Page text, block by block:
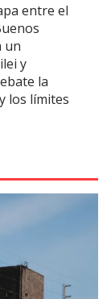
entre el
un
y
la
los límites